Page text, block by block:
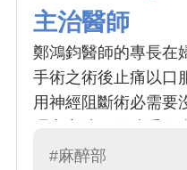
主治醫師
鄭鴻鈞醫師的專長在
手術之術後止痛以口
用神經阻斷術必需要
法給予 。 鄭醫師在
#麻醉部